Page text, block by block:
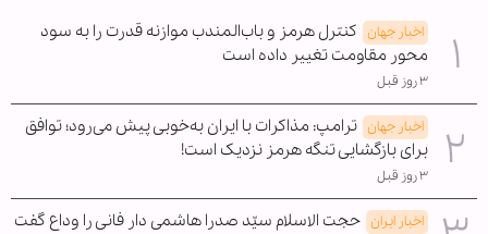
اخبار جهان کنترل هرمز و باب‌المندب موازنه قدرت را به سود
محور مقاومت تغییر داده است
۳ روز قبل
اخبار جهان ترامپ: مذاکرات با ایران به‌خوبی پیش می‌رود؛ توافق
برای بازگشایی تنگه هرمز نزدیک است!
۳ روز قبل
اخبار ایران حجت الاسلام سیّد صدرا هاشمی دار فانی را وداع گفت